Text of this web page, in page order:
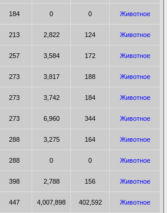
184 0 0 Животное
213 2,822 124 Животное
257 3,584 172 Животное
273 3,817 188 Животное
273 3,742 184 Животное
273 6,960 344 Животное
288 3,275 164 Животное
288 0 0 Животное
398 2,788 156 Животное
447 4,007,898 402,592 Животное